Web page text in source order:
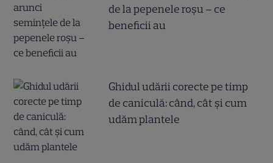
de la pepenele roșu – ce
beneficii au
Ghidul udării corecte pe timp
de caniculă: când, cât şi cum
udăm plantele